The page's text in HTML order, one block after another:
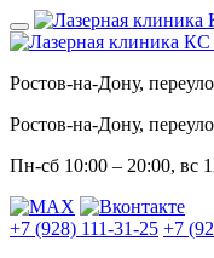
Ростов-на-Дону,
Ростов-на-Дону,
Пн-сб 10:00 – 20:00, вс
+7 (928) 111-31-25 +7